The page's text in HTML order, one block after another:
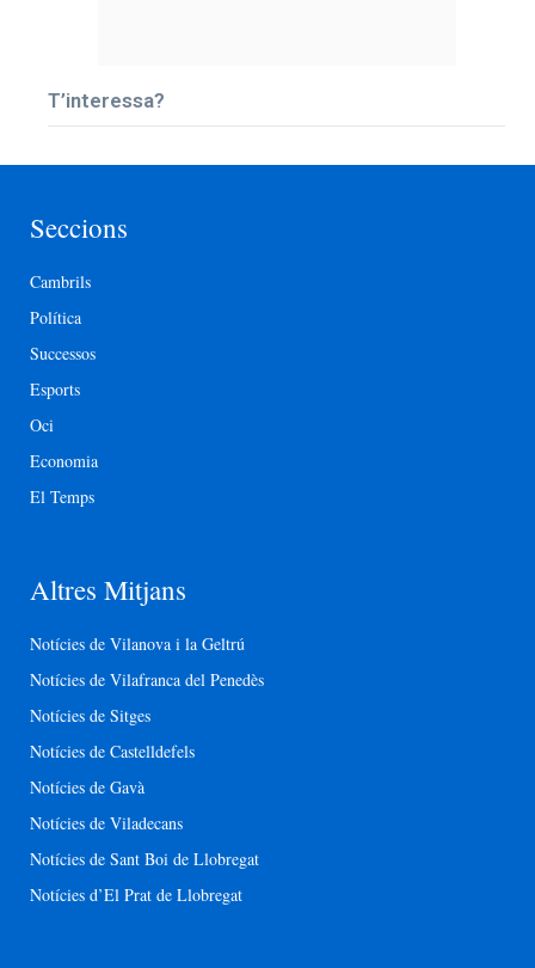
T’interessa?
Seccions
Cambrils
Política
Successos
Esports
Oci
Economia
El Temps
Altres Mitjans
Notícies de Vilanova i la Geltrú
Notícies de Vilafranca del Penedès
Notícies de Sitges
Notícies de Castelldefels
Notícies de Gavà
Notícies de Viladecans
Notícies de Sant Boi de Llobregat
Notícies d’El Prat de Llobregat